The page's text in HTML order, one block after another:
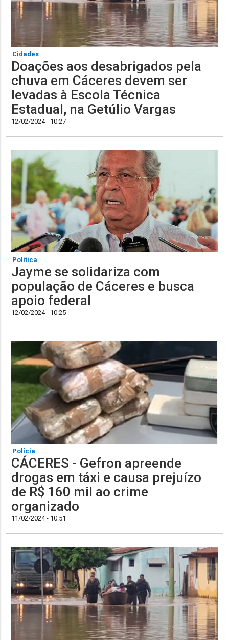
Cidades
Doações aos desabrigados pela
chuva em Cáceres devem ser
levadas à Escola Técnica
Estadual, na Getúlio Vargas
12/02/2024 - 10:27
Política
Jayme se solidariza com
população de Cáceres e busca
apoio federal
12/02/2024 - 10:25
Polícia
CÁCERES - Gefron apreende
drogas em táxi e causa prejuízo
de R$ 160 mil ao crime
organizado
11/02/2024 - 10:51